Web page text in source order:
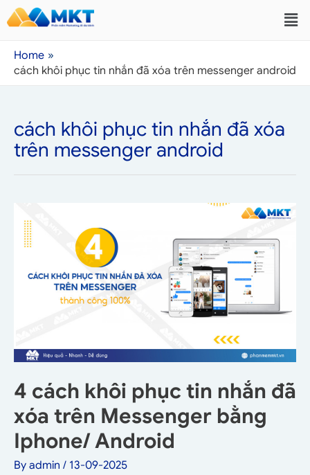
Home
cách khôi phục tin nhắn đã xóa trên messenger android
cách khôi phục tin nhắn đã xóa
trên messenger android
4 cách khôi phục tin nhắn đã
xóa trên Messenger bằng
Iphone/ Android
By admin / 13-09-2025